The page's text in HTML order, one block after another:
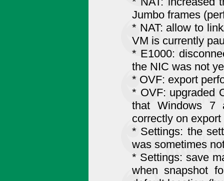
Jumbo frames
* NAT: allow to
VM is currently
* E1000:
the NIC was not
* OVF: export
* OVF: upgraded
that Windows 7
correctly on export
* Settings: the
was sometimes
* Settings: save
when snapshot